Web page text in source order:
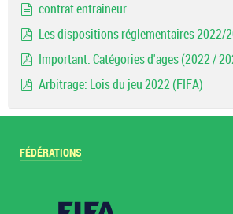
contrat entraineur
Les dispositions réglementaires 2022/
Important: Catégories d'ages (2022 /
Arbitrage: Lois du jeu 2022 (FIFA)
FÉDÉRATIONS